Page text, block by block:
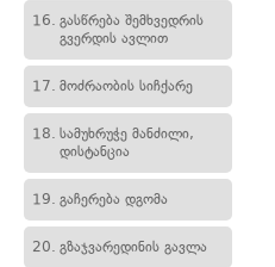
16. გასწრება შემხვედრის
გვერდის ავლით
17. მოძრაობის სიჩქარე
18. სამუხრუჭე მანძილი,
დისტანცია
19. გაჩერება დგომა
20. გზაჯვარედინის გავლა